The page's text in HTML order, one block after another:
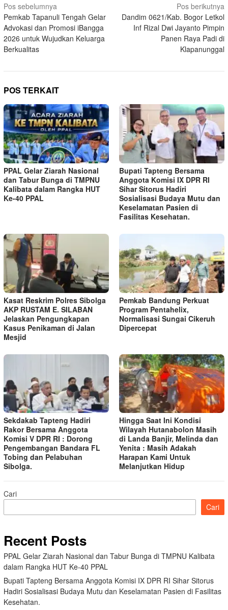
Navigasi
pos
Pos sebelumnya
Pemkab Tapanuli Tengah Gelar
Advokasi dan Promosi iBangga
2026 untuk Wujudkan Keluarga
Berkualitas
Pos berikutnya
Dandim 0621/Kab. Bogor Letkol
Inf Rizal Dwi Jayanto Pimpin
Panen Raya Padi di
Klapanunggal
POS TERKAIT
PPAL Gelar Ziarah Nasional
dan Tabur Bunga di TMPNU
Kalibata dalam Rangka HUT
Ke-40 PPAL
Bupati Tapteng Bersama
Anggota Komisi IX DPR RI
Sihar Sitorus Hadiri
Sosialisasi Budaya Mutu dan
Keselamatan Pasien di
Fasilitas Kesehatan.
Kasat Reskrim Polres Sibolga
AKP RUSTAM E. SILABAN
Jelaskan Pengungkapan
Kasus Penikaman di Jalan
Mesjid
Pemkab Bandung Perkuat
Program Pentahelix,
Normalisasi Sungai Cikeruh
Dipercepat
Sekdakab Tapteng Hadiri
Rakor Bersama Anggota
Komisi V DPR RI : Dorong
Pengembangan Bandara FL
Tobing dan Pelabuhan
Sibolga.
Hingga Saat Ini Kondisi
Wilayah Hutanabolon Masih
di Landa Banjir, Melinda dan
Yenita : Masih Adakah
Harapan Kami Untuk
Melanjutkan Hidup
Cari
Cari
Recent Posts
PPAL Gelar Ziarah Nasional dan Tabur Bunga di TMPNU Kalibata
dalam Rangka HUT Ke-40 PPAL
Bupati Tapteng Bersama Anggota Komisi IX DPR RI Sihar Sitorus
Hadiri Sosialisasi Budaya Mutu dan Keselamatan Pasien di Fasilitas
Kesehatan.